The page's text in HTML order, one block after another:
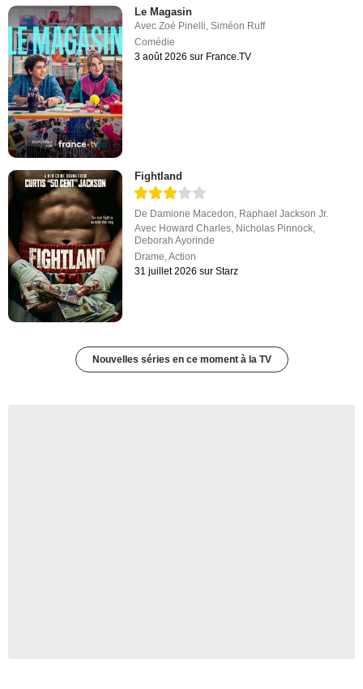
Le Magasin
AvecZoé Pinelli ,Siméon Ruff
Comédie
3 août 2026 sur France.TV
Fightland
De Damione Macedon, Raphael Jackson Jr.
Avec Howard Charles, Nicholas Pinnock,
Deborah Ayorinde
Drame,Action
31 juillet 2026 sur Starz
Nouvelles séries en ce moment à la TV